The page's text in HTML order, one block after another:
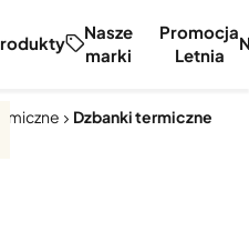
Nasze
marki
Promocja
Letnia
Dzbanki termiczne